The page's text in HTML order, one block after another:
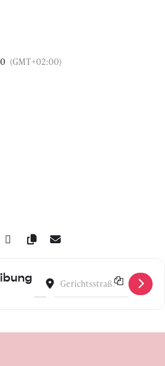
(GMT+02:00)
Address - Bubbles - Pop-up Bar
Destination Address -